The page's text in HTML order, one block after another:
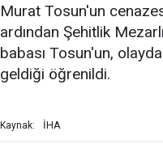
Murat Tosun'un
ardından Şehitlik
babası Tosun'un,
geldiği öğrenildi.
Kaynak: İHA